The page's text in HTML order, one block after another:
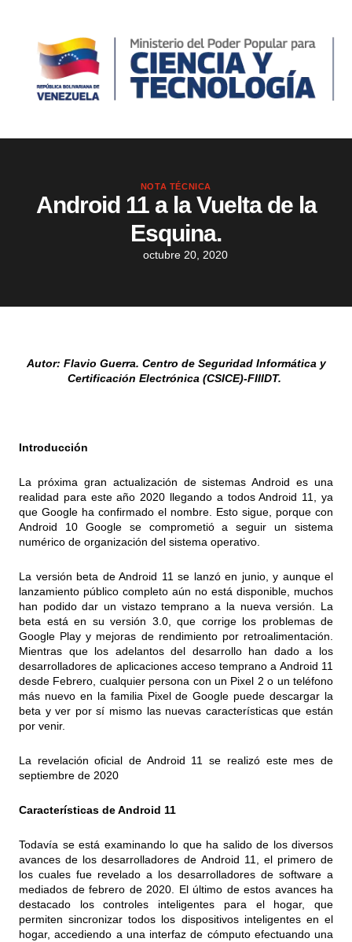
NOTA TÉCNICA
Android 11 a la Vuelta de la
Esquina.
octubre 20, 2020
Autor: Flavio Guerra. Centro de Seguridad Informática y
Certificación Electrónica (CSICE)-FIIIDT.
Introducción
La próxima gran actualización de sistemas Android es una
realidad para este año 2020 llegando a todos Android 11, ya
que Google ha confirmado el nombre. Esto sigue, porque con
Android 10 Google se comprometió a seguir un sistema
numérico de organización del sistema operativo.
La versión beta de Android 11 se lanzó en junio, y aunque el
lanzamiento público completo aún no está disponible, muchos
han podido dar un vistazo temprano a la nueva versión. La
beta está en su versión 3.0, que corrige los problemas de
Google Play y mejoras de rendimiento por retroalimentación.
Mientras que los adelantos del desarrollo han dado a los
desarrolladores de aplicaciones acceso temprano a Android 11
desde Febrero, cualquier persona con un Pixel 2 o un teléfono
más nuevo en la familia Pixel de Google puede descargar la
beta y ver por sí mismo las nuevas características que están
por venir.
La revelación oficial de Android 11 se realizó este mes de
septiembre de 2020
Características de Android 11
Todavía se está examinando lo que ha salido de los diversos
avances de los desarrolladores de Android 11, el primero de
los cuales fue revelado a los desarrolladores de software a
mediados de febrero de 2020. El último de estos avances ha
destacado los controles inteligentes para el hogar, que
permiten sincronizar todos los dispositivos inteligentes en el
hogar, accediendo a una interfaz de cómputo efectuando una